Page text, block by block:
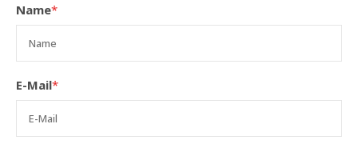
Name*
E-Mail*